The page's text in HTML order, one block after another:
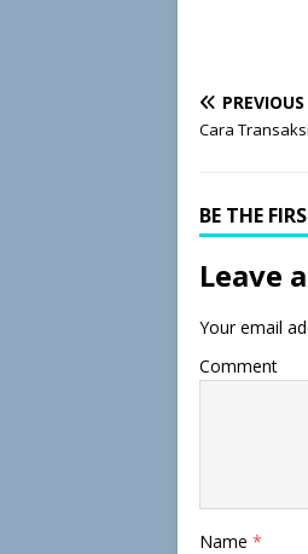
PREVIOUS
Cara
BE THE
Leave
Your email
Comment
Name *